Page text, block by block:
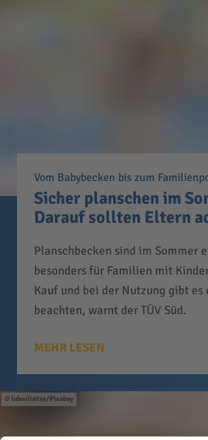
Vom Babybecken bis zum
Sicher planschen im
Darauf sollten Eltern
Planschbecken sind im Sommer
besonders für Familien mit
Kauf und bei der Nutzung gibt es
beachten, warnt der TÜV Süd.
MEHR LESEN
lubovlisitsa/Pixabay